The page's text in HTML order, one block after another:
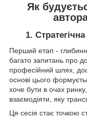
Як
1.
Перший етап -
багато запитань про
професійний шлях,
основі цього
хоче бути в очах
взаємодіяти, яку
Ця сесія стає точкою